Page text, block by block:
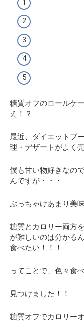
糖質オフのロールケ
え！？
最近、ダイエットブ
理・デザートがよく
僕も甘い物好きなの
んですが・・・
ぶっちゃけあまり美
糖質とカロリー両方
が難しいのは分かるん
食べたい！！！
ってことで、色々食
見つけました！！
糖質オフでカロリー